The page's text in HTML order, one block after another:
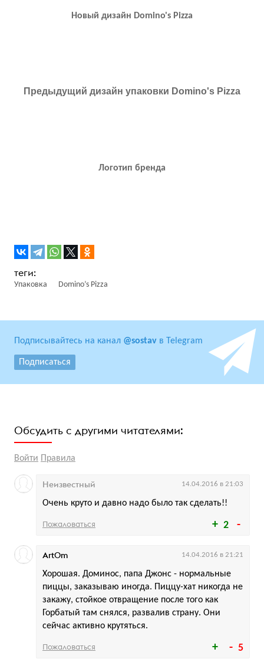
Новый дизайн Domino's Pizza
Предыдущий дизайн упаковки Domino's Pizza
Логотип бренда
Упаковка Domino’s Pizza
Подписывайтесь на канал @sostav в Telegram
Подписаться
Обсудить с другими читателями:
Войти Правила
2
Очень круто и давно надо было так сделать!!
Неизвестный 14.04.2016 в 21:03
Пожаловаться
5
Хорошая. Доминос, папа Джонс - нормальные
пиццы, заказываю иногда. Пиццу-хат никогда не
закажу, стойкое отвращение после того как
Горбатый там снялся, развалив страну. Они
сейчас активно крутяться.
Art0m 14.04.2016 в 21:21
Пожаловаться